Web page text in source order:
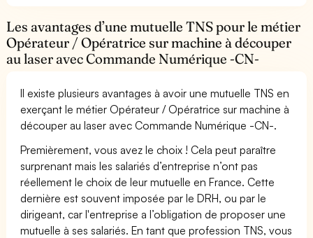
Les avantages d’une mutuelle TNS pour le métier
Opérateur / Opératrice sur machine à découper
au laser avec Commande Numérique -CN-
Il existe plusieurs avantages à avoir une mutuelle TNS en
exerçant le métier Opérateur / Opératrice sur machine à
découper au laser avec Commande Numérique -CN-.
Premièrement, vous avez le choix ! Cela peut paraître
surprenant mais les salariés d’entreprise n’ont pas
réellement le choix de leur mutuelle en France. Cette
dernière est souvent imposée par le DRH, ou par le
dirigeant, car l'entreprise a l’obligation de proposer une
mutuelle à ses salariés. En tant que profession TNS, vous